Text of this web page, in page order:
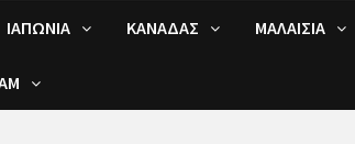
ΙΑΠΩΝΊΑ ΚΑΝΑΔΆΣ ΜΑΛΑΙΣΊΑ